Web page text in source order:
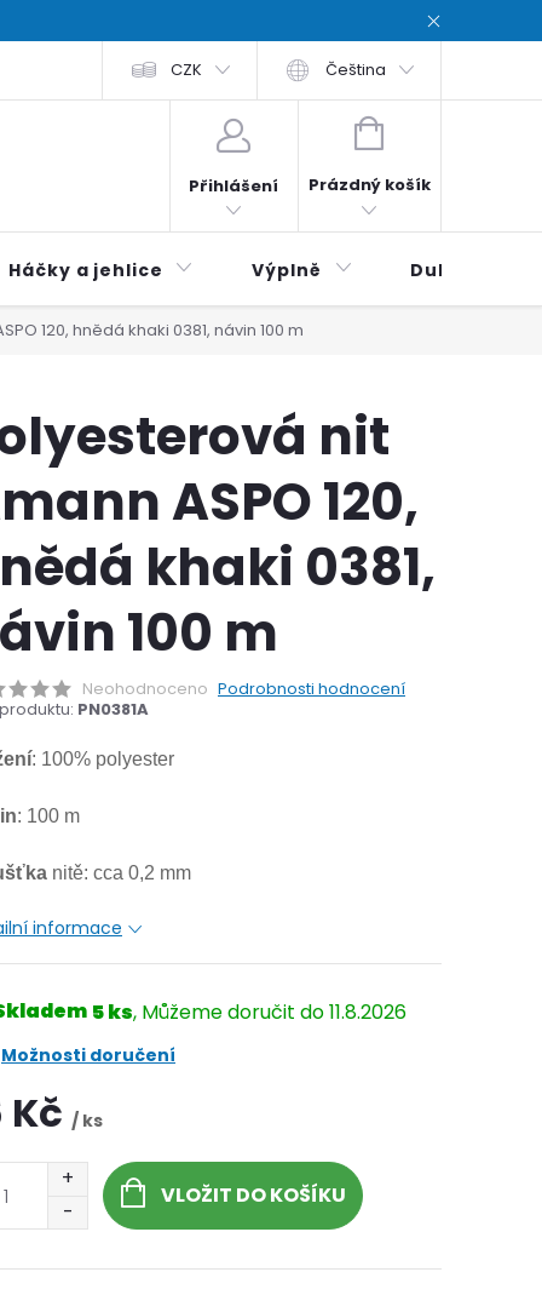
podmínky Zásady ochrana osobních údajů / Privacy
CZK Čeština
Přihlášení
NÁKUPNÍ
Prázdný košík
Háčky a jehlice Výplně Duhová
120, hnědá khaki 0381, návin 100 m
nit
ASPO 120,
khaki 0381,
100 m
Neohodnoceno Podrobnosti hodnocení
PN0381A
: 100% polyester
: 100 m
nitě: cca 0,2 mm
informace
5 ks 11.8.2026
Možnosti doručení
Kč / ks
VLOŽIT DO KOŠÍKU